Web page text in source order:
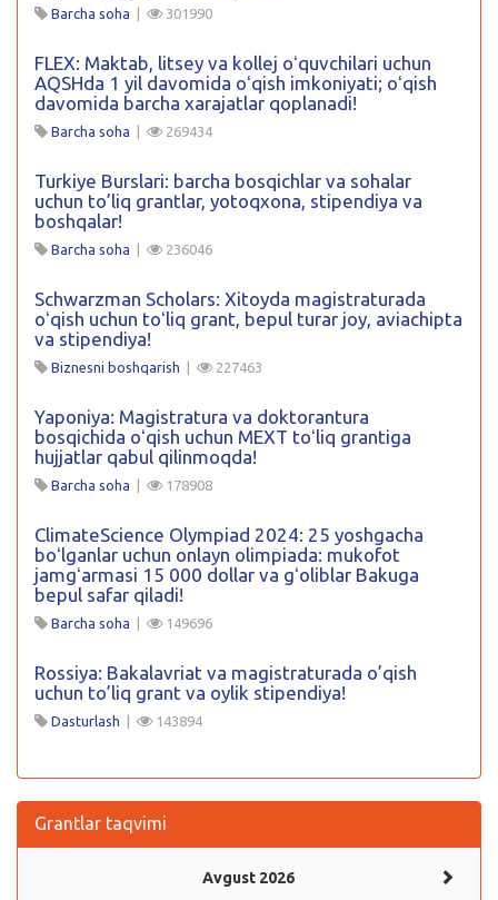
Barcha soha | 301990
FLEX: Maktab, litsey va kollej oʻquvchilari uchun
AQSHda 1 yil davomida oʻqish imkoniyati; oʻqish
davomida barcha xarajatlar qoplanadi!
Barcha soha | 269434
Turkiye Burslari: barcha bosqichlar va sohalar
uchun to’liq grantlar, yotoqxona, stipendiya va
boshqalar!
Barcha soha | 236046
Schwarzman Scholars: Xitoyda magistraturada
oʻqish uchun toʻliq grant, bepul turar joy, aviachipta
va stipendiya!
Biznesni boshqarish | 227463
Yaponiya: Magistratura va doktorantura
bosqichida oʻqish uchun MEXT toʻliq grantiga
hujjatlar qabul qilinmoqda!
Barcha soha | 178908
ClimateScience Olympiad 2024: 25 yoshgacha
boʻlganlar uchun onlayn olimpiada: mukofot
jamgʻarmasi 15 000 dollar va gʻoliblar Bakuga
bepul safar qiladi!
Barcha soha | 149696
Rossiya: Bakalavriat va magistraturada o’qish
uchun to’liq grant va oylik stipendiya!
Dasturlash | 143894
Grantlar taqvimi
Avgust 2026